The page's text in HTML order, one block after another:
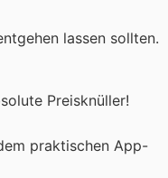
lassen sollten.
Preisknüller!
praktischen App-